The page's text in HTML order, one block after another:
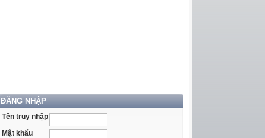
ĐĂNG NHẬP
Tên truy nhập
Mật khẩu